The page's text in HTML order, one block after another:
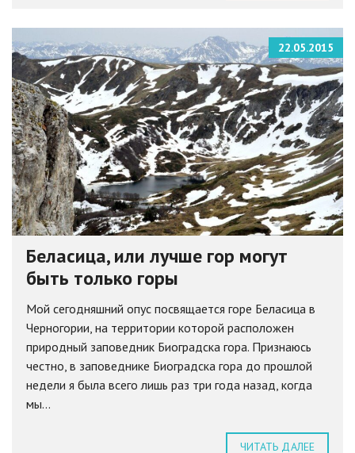
22.05.2015
Беласица, или лучше гор могут
быть только горы
Мой сегодняшний опус посвящается горе Беласица в
Черногории, на территории которой расположен
природный заповедник Биоградска гора. Признаюсь
честно, в заповеднике Биоградска гора до прошлой
недели я была всего лишь раз три года назад, когда
мы...
ЧИТАТЬ ДАЛЕЕ